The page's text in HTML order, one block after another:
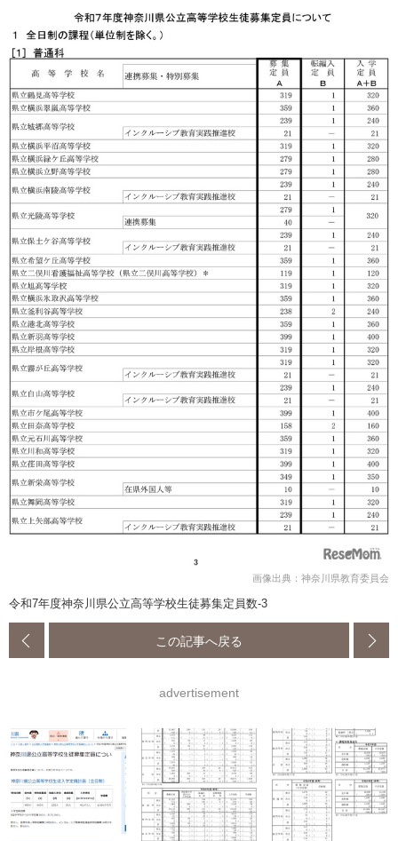
画像出典：神奈川県教育委員会
令和7年度神奈川県公立高等学校生徒募集定員数-3
この記事へ戻る
advertisement